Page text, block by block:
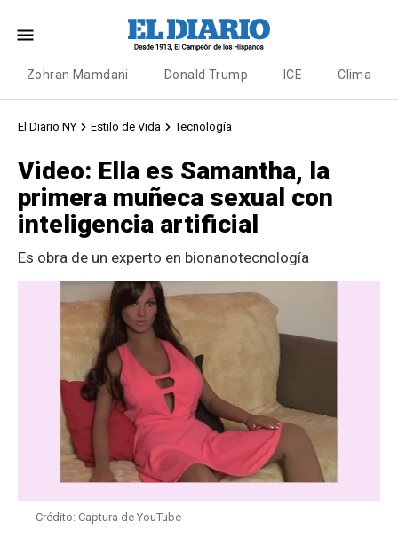
Zohran Mamdani Donald Trump ICE Clima
El Diario NY Estilo de Vida Tecnología
Video: Ella es Samantha, la
primera muñeca sexual con
inteligencia artificial
Es obra de un experto en bionanotecnología
Crédito: Captura de YouTube